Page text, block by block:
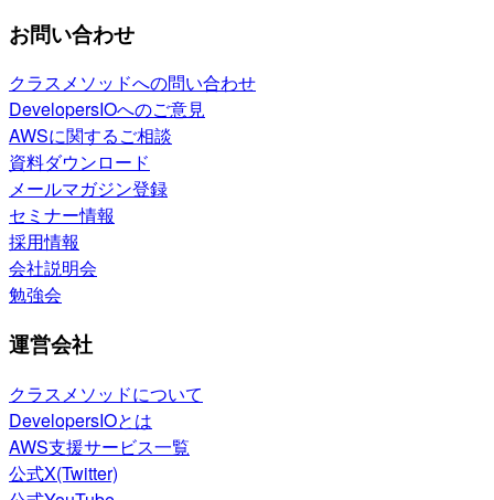
お問い合わせ
クラスメソッドへの問い合わせ
DevelopersIOへのご意見
AWSに関するご相談
資料ダウンロード
メールマガジン登録
セミナー情報
採用情報
会社説明会
勉強会
運営会社
クラスメソッドについて
DevelopersIOとは
AWS支援サービス一覧
公式X(Twitter)